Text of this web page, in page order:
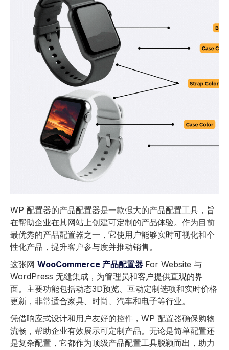
WP 配置器的产品配置器是一款强大的产品配置工具，旨
在帮助企业在其网站上创建可定制的产品体验。作为目前
最优秀的产品配置器之一，它使用户能够实时可视化和个
性化产品，提升客户参与度并推动销售。
这张网 WooCommerce 产品配置器 For Website 与
WordPress 无缝集成，为管理员和客户提供直观的界
面。主要功能包括动态3D预览、互动定制选项和实时价格
更新，非常适合家具、时尚、汽车和电子等行业。
凭借响应式设计和用户友好的控件，WP 配置器确保购物
流畅，帮助企业有效展示可定制产品。无论是简单配置还
是复杂配置，它都作为顶级产品配置工具脱颖而出，助力